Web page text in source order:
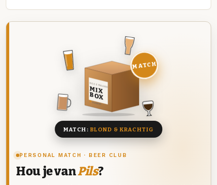
PERSONAL MATCH · BEER CLUB
Hou je vanPils?
DEZE MAAND
MIX
BOX
8 BIEREN
MATCH
MATCH: BLOND & KRACHTIG